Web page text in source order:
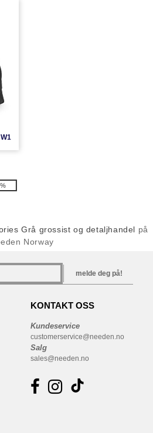
W1
Grå grossist og detaljhandel på
Norway
melde deg på!
KONTAKT OSS
Kundeservice
customerservice@needen.no
Salg
sales@needen.no